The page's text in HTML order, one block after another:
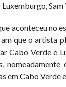
Sam
aconteceu no
que o artista
Cabo Verde e
nomeadamente
em Cabo Verde